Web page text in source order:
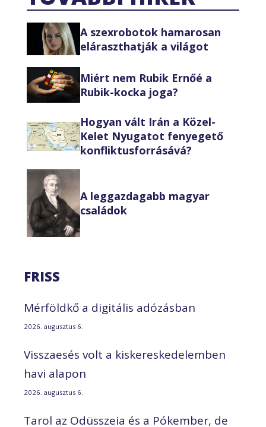
A szexrobotok hamarosan
eláraszthatják a világot
Miért nem Rubik Ernőé a
Rubik-kocka joga?
Hogyan vált Irán a Közel-
Kelet Nyugatot fenyegető
konfliktusforrásává?
A leggazdagabb magyar
családok
FRISS
Mérföldkő a digitális adózásban
2026. augusztus 6.
Visszaesés volt a kiskereskedelemben
havi alapon
2026. augusztus 6.
Tarol az Odüsszeia és a Pókember, de